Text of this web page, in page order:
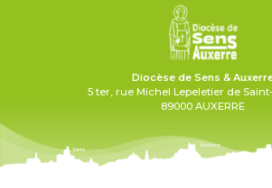
Diocèse de Sens &
5 ter, rue Michel Lepeletier de
89000 AUXERRE